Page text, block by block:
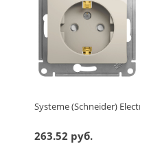
Systeme (Schneider) Electric
263.52 руб.